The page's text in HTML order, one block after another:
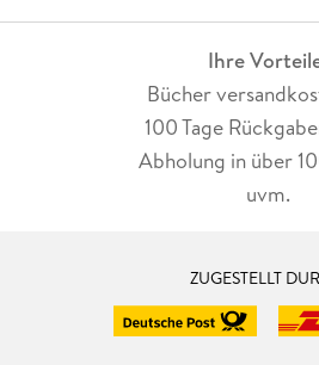
Ihre
Bücher
100 Tage
Abholung in über
uvm.
ZUGESTELLT